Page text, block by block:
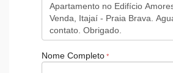
Brinquedoteca
Quiosque Externo
Piscina Infantil
Bicicletário
Gás CentralNome Completo